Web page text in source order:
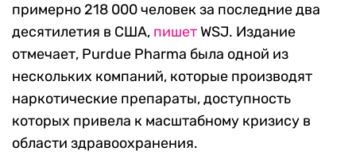
примерно 218 000 человек за последние два
десятилетия в США, пишет WSJ. Издание
отмечает, Purdue Pharma была одной из
нескольких компаний, которые производят
наркотические препараты, доступность
которых привела к масштабному кризису в
области здравоохранения.